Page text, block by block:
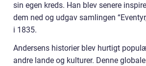
sin egen kreds. Han blev senere
dem ned og udgav samlingen
i 1835.
Andersens historier blev hurtigt
andre lande og kulturer. Denne